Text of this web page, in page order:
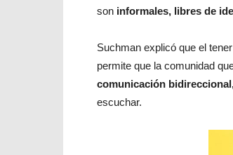
son informales, libres de
Suchman explicó que el tener
permite que la comunidad
comunicación
escuchar.